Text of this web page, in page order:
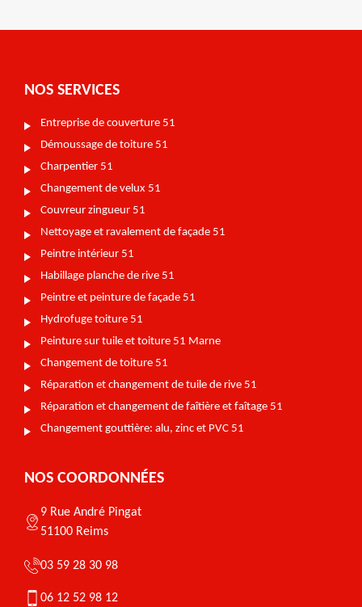
NOS SERVICES
Entreprise de couverture 51
Démoussage de toiture 51
Charpentier 51
Changement de velux 51
Couvreur zingueur 51
Nettoyage et ravalement de façade 51
Peintre intérieur 51
Habillage planche de rive 51
Peintre et peinture de façade 51
Hydrofuge toiture 51
Peinture sur tuile et toiture 51 Marne
Changement de toiture 51
Réparation et changement de tuile de rive 51
Réparation et changement de faîtière et faîtage 51
Changement gouttière: alu, zinc et PVC 51
NOS COORDONNÉES
9 Rue André Pingat
51100 Reims
03 59 28 30 98
06 12 52 98 12